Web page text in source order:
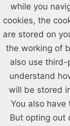
while you
cookies, the
are stored on
the working of
also use third-
understand
will be stored
You also
But opting out